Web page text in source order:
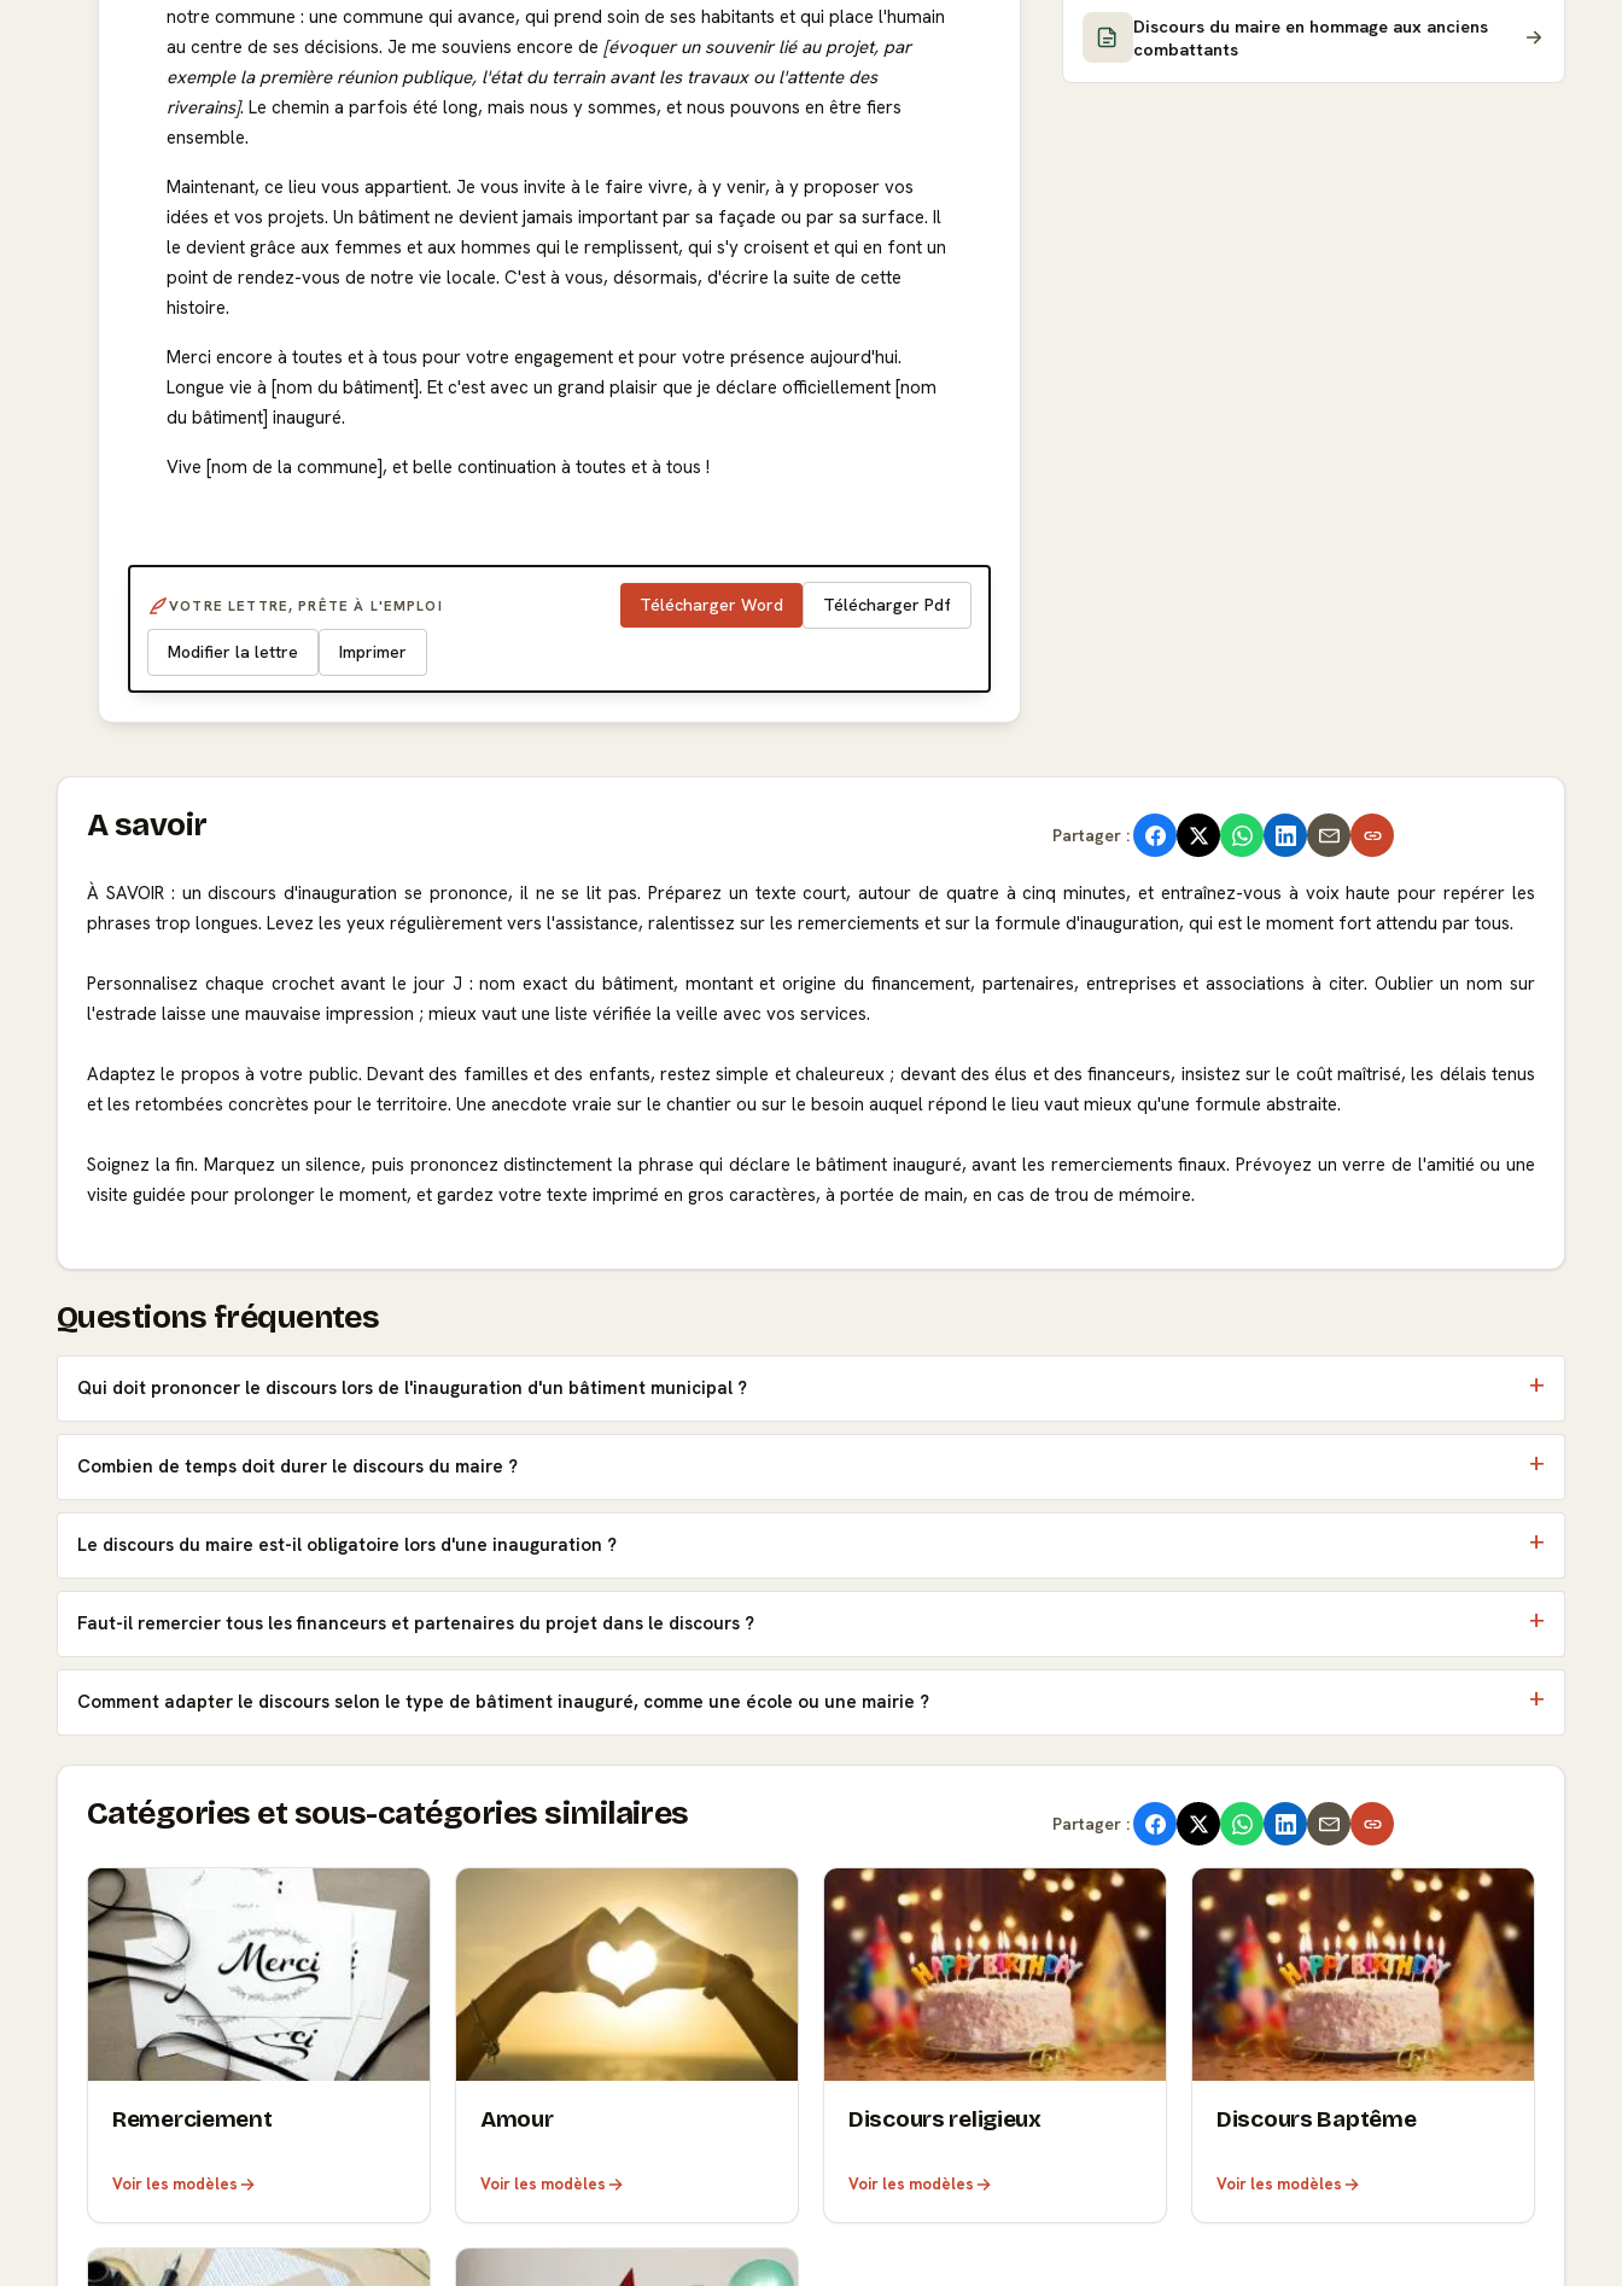
notre commune : une commune qui avance, qui prend soin de ses habitants et qui place l'humain
au centre de ses décisions. Je me souviens encore de[évoquer un souvenir lié au projet, par
exemple la première réunion publique, l'état du terrain avant les travaux ou l'attente des
riverains]. Le chemin a parfois été long, mais nous y sommes, et nous pouvons en être fiers
ensemble.
Maintenant, ce lieu vous appartient. Je vous invite à le faire vivre, à y venir, à y proposer vos
idées et vos projets. Un bâtiment ne devient jamais important par sa façade ou par sa surface. Il
le devient grâce aux femmes et aux hommes qui le remplissent, qui s'y croisent et qui en font un
point de rendez-vous de notre vie locale. C'est à vous, désormais, d'écrire la suite de cette
histoire.
Merci encore à toutes et à tous pour votre engagement et pour votre présence aujourd'hui.
Longue vie à [nom du bâtiment]. Et c'est avec un grand plaisir que je déclare officiellement [nom
du bâtiment] inauguré.
Vive [nom de la commune], et belle continuation à toutes et à tous !
VOTRE LETTRE, PRÊTE À L'EMPLOI Télécharger Word Télécharger Pdf
Modifier la lettre Imprimer
Discours du maire en hommage aux anciens
combattants
A savoir Partager :
À SAVOIR : un discours d'inauguration se prononce, il ne se lit pas. Préparez un texte court, autour de quatre à cinq minutes, et entraînez-vous à voix haute pour repérer les
phrases trop longues. Levez les yeux régulièrement vers l'assistance, ralentissez sur les remerciements et sur la formule d'inauguration, qui est le moment fort attendu par tous.
Personnalisez chaque crochet avant le jour J : nom exact du bâtiment, montant et origine du financement, partenaires, entreprises et associations à citer. Oublier un nom sur
l'estrade laisse une mauvaise impression ; mieux vaut une liste vérifiée la veille avec vos services.
Adaptez le propos à votre public. Devant des familles et des enfants, restez simple et chaleureux ; devant des élus et des financeurs, insistez sur le coût maîtrisé, les délais tenus
et les retombées concrètes pour le territoire. Une anecdote vraie sur le chantier ou sur le besoin auquel répond le lieu vaut mieux qu'une formule abstraite.
Soignez la fin. Marquez un silence, puis prononcez distinctement la phrase qui déclare le bâtiment inauguré, avant les remerciements finaux. Prévoyez un verre de l'amitié ou une
visite guidée pour prolonger le moment, et gardez votre texte imprimé en gros caractères, à portée de main, en cas de trou de mémoire.
Questions fréquentes
Qui doit prononcer le discours lors de l'inauguration d'un bâtiment municipal ?
Combien de temps doit durer le discours du maire ?
Le discours du maire est-il obligatoire lors d'une inauguration ?
Faut-il remercier tous les financeurs et partenaires du projet dans le discours ?
Comment adapter le discours selon le type de bâtiment inauguré, comme une école ou une mairie ?
Catégories et sous-catégories similaires Partager :
Remerciement
Voir les modèles
Amour
Voir les modèles
Discours religieux
Voir les modèles
Discours Baptême
Voir les modèles